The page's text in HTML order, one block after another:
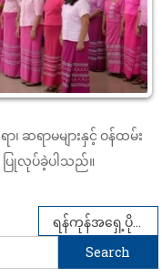
ဆရာမများနှင့် ဝန်ထမ်း
ပြုလုပ်ခဲ့ပါသည်။
ရန်ကုန်အရှေ့ပိုင်းတက္ကသိုလ် ၂၀၂၄-၂၀၂၅ ပညာသင်နှစ် နှင့် ၂၀၂၅-၂၀၂၆ ပညာသင်နှစ် နေ့သင်တန်း ကျောင်းသား၊ ကျောင်းသူများ စာမေးပွဲဖြေဆိုရန် အေးချမ်းပျော်ရွှင်စွာလာရောက်ကြစဉ်
Search
for: